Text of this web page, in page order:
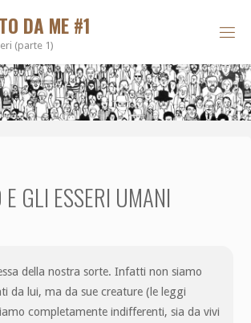
DA ME #1
(parte 1)
E GLI ESSERI UMANI
della nostra sorte. Infatti non siamo
da lui, ma da sue creature (le leggi
completamente indifferenti, sia da vivi